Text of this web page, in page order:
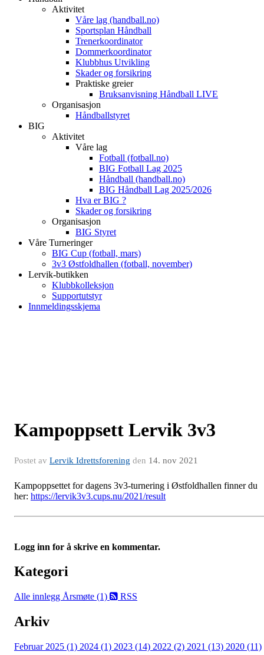
Aktivitet
Våre lag (handball.no)
Sportsplan Håndball
Trenerkoordinator
Dommerkoordinator
Klubbhus Utvikling
Skader og forsikring
Praktiske greier
Bruksanvisning Håndball LIVE
Organisasjon
Håndballstyret
BIG
Aktivitet
Våre lag
Fotball (fotball.no)
BIG Fotball Lag 2025
Håndball (handball.no)
BIG Håndball Lag 2025/2026
Hva er BIG ?
Skader og forsikring
Organisasjon
BIG Styret
Våre Turneringer
BIG Cup (fotball, mars)
3v3 Østfoldhallen (fotball, november)
Lervik-butikken
Klubbkolleksjon
Supportutstyr
Innmeldingsskjema
Kampoppsett Lervik 3v3
Postet av Lervik Idrettsforening den 14. nov 2021
Kampoppsettet for dagens 3v3-turnering i Østfoldhallen finner du
her: https://lervik3v3.cups.nu/2021/result
Logg inn for å skrive en kommentar.
Kategori
Alle innlegg Årsmøte (1) RSS
Arkiv
Februar 2025 (1) 2024 (1) 2023 (14) 2022 (2) 2021 (13) 2020 (11)